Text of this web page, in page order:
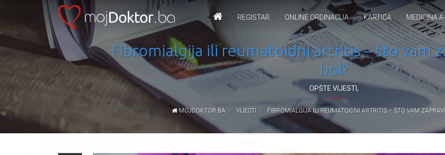
REGISTAR ONLINE ORDINACIJA KARTICA MEDICINA
Fibromialgija ili reumatoidni artritis – što vam
bol?
OPŠTE VIJESTI,
MOJDOKTOR.BA VIJESTI FIBROMIALGIJA ILI REUMATOIDNI ARTRITIS – ŠTO VAM